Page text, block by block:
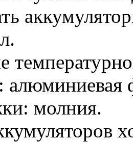
алюминиевая
молния.